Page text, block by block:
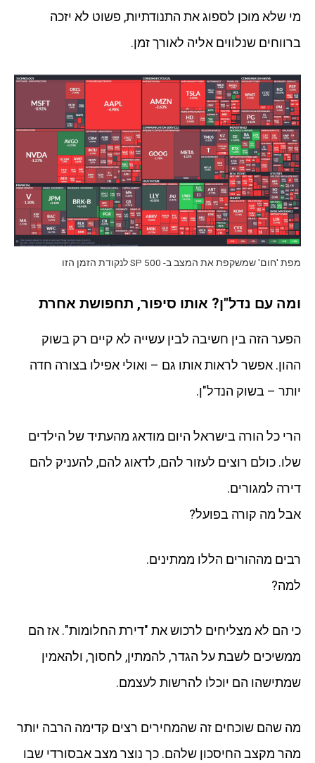
מי שלא מוכן לספוג את התנודתיות, פשוט לא יזכה
ברווחים שנלווים אליה לאורך זמן.
מפת 'חום' שמשקפת את המצב ב- SP 500 לנקודת הזמן הזו
ומה עם נדל"ן? אותו סיפור, תחפושת אחרת
הפער הזה בין חשיבה לבין עשייה לא קיים רק בשוק
ההון. אפשר לראות אותו גם – ואולי אפילו בצורה חדה
יותר – בשוק הנדל"ן.
הרי כל הורה בישראל היום מודאג מהעתיד של הילדים
שלו. כולם רוצים לעזור להם, לדאוג להם, להעניק להם
דירה למגורים.
אבל מה קורה בפועל?
רבים מההורים הללו ממתינים.
למה?
כי הם לא מצליחים לרכוש את "דירת החלומות". אז הם
ממשיכים לשבת על הגדר, להמתין, לחסוך, ולהאמין
שמתישהו הם יוכלו להרשות לעצמם.
מה שהם שוכחים זה שהמחירים רצים קדימה הרבה יותר
מהר מקצב החיסכון שלהם. כך נוצר מצב אבסורדי שבו